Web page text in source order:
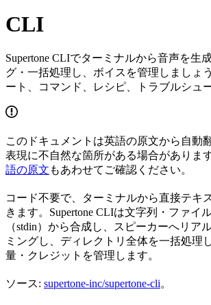
CLI
Supertone CLIでターミナルから音声を生
グ・一括処理し、ボイスを管理しましょ
ート、コマンド、レシピ、トラブルシュ
このドキュメントは英語の原文から自動
表現に不自然な箇所がある場合がありま
語の原文 もあわせてご確認ください。
コード不要で、ターミナルから直接テキ
きます。Supertone CLIは文字列・ファイ
（stdin）から合成し、スピーカーへリア
ミングし、ディレクトリ全体を一括処理
量・クレジットを管理します。
ソース: supertone-inc/supertone-cli。